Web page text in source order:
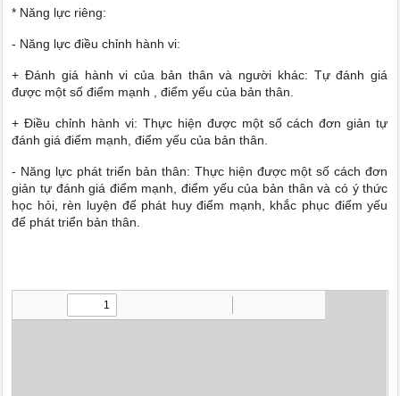
* Năng lực riêng:
- Năng lực điều chỉnh hành vi:
+ Đánh giá hành vi của bản thân và người khác: Tự đánh giá
được một số điểm mạnh , điểm yếu của bản thân.
+ Điều chỉnh hành vi: Thực hiện được một số cách đơn giản tự
đánh giá điểm mạnh, điểm yếu của bản thân.
- Năng lực phát triển bản thân: Thực hiện được một số cách đơn
giản tự đánh giá điểm mạnh, điểm yếu của bản thân và có ý thức
học hỏi, rèn luyện để phát huy điểm mạnh, khắc phục điểm yếu
để phát triển bản thân.